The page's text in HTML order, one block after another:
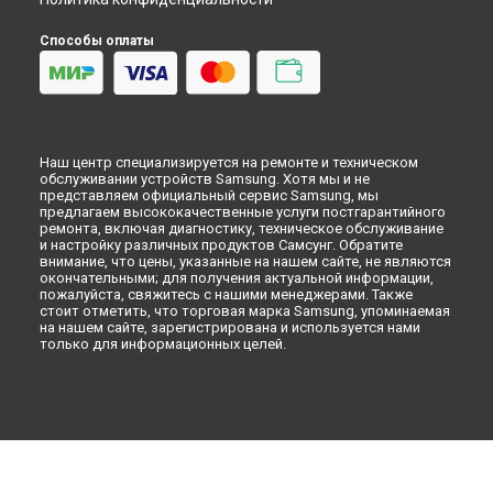
Морозильная камера
Кондиционер
Духовой шкаф
Вытяжка
Способы оплаты
Наш центр специализируется на ремонте и техническом
обслуживании устройств Samsung. Хотя мы и не
представляем официальный сервис Samsung, мы
предлагаем высококачественные услуги постгарантийного
ремонта, включая диагностику, техническое обслуживание
и настройку различных продуктов Самсунг. Обратите
внимание, что цены, указанные на нашем сайте, не являются
окончательными; для получения актуальной информации,
пожалуйста, свяжитесь с нашими менеджерами. Также
стоит отметить, что торговая марка Samsung, упоминаемая
на нашем сайте, зарегистрирована и используется нами
только для информационных целей.